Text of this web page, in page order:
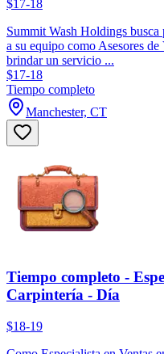
$17-18
Summit Wash Holdings busca
a su equipo como Asesores
brindar un servicio ...
$17-18
Tiempo completo
Manchester, CT
Tiempo completo -
Carpintería - Día
$18-19